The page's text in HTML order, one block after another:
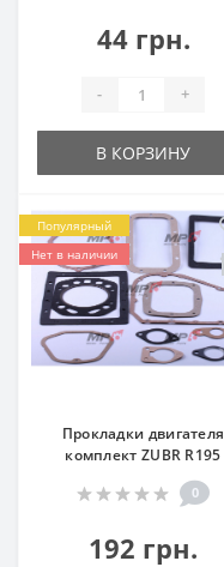
44 грн.
- +
В КОРЗИНУ
Популярный
Нет в наличии
Прокладки двигателя
комплект ZUBR R195
0
192 грн.